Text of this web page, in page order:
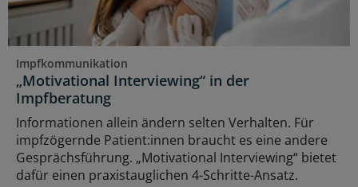
Impfkommunikation
„Motivational Interviewing“ in der
Impfberatung
Informationen allein ändern selten Verhalten. Für
impfzögernde Patient:innen braucht es eine andere
Gesprächsführung. „Motivational Interviewing“ bietet
dafür einen praxistauglichen 4-Schritte-Ansatz.